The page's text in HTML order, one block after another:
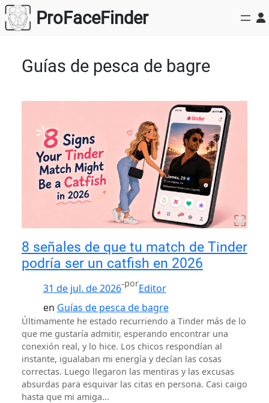
Saltar
al
contenido
ProFaceFinder
Guías de pesca de bagre
8 señales de que tu match de Tinder
podría ser un catfish en 2026
31 de jul. de 2026-porEditor
en Guías de pesca de bagre
Últimamente he estado recurriendo a Tinder más de lo
que me gustaría admitir, esperando encontrar una
conexión real, y lo hice. Los chicos respondían al
instante, igualaban mi energía y decían las cosas
correctas. Luego llegaron las mentiras y las excusas
absurdas para esquivar las citas en persona. Casi caigo
hasta que mi amiga...